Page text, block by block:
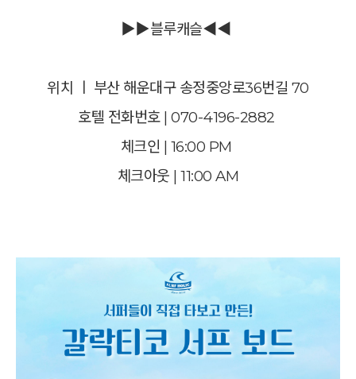
▶▶블루캐슬◀◀
위치 ㅣ 부산 해운대구 송정중앙로36번길 70
호텔 전화번호 | 070-4196-2882
체크인 | 16:00 PM
체크아웃 | 11:00 AM